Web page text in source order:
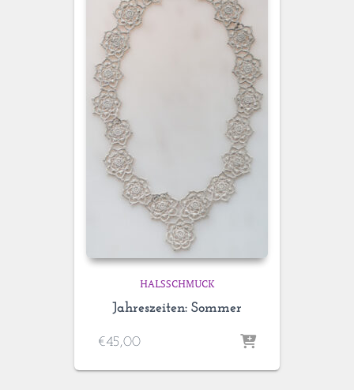
HALSSCHMUCK
Jahreszeiten: Sommer
€45,00